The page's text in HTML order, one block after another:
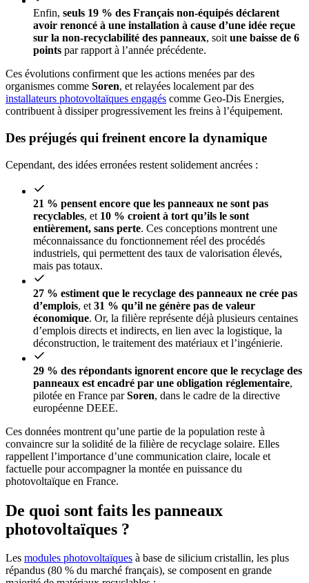
Enfin, seuls 19 % des Français non-équipés déclarent
avoir renoncé à une installation à cause d’une idée reçue
sur la non-recyclabilité des panneaux, soit une baisse de 6
points par rapport à l’année précédente.
Ces évolutions confirment que les actions menées par des
organismes comme Soren, et relayées localement par des
installateurs photovoltaïques engagés comme Geo-Dis Energies,
contribuent à dissiper progressivement les freins à l’équipement.
Des préjugés qui freinent encore la dynamique
Cependant, des idées erronées restent solidement ancrées :
21 % pensent encore que les panneaux ne sont pas
recyclables, et 10 % croient à tort qu’ils le sont
entièrement, sans perte. Ces conceptions montrent une
méconnaissance du fonctionnement réel des procédés
industriels, qui permettent des taux de valorisation élevés,
mais pas totaux.
27 % estiment que le recyclage des panneaux ne crée pas
d’emplois, et 31 % qu’il ne génère pas de valeur
économique. Or, la filière représente déjà plusieurs centaines
d’emplois directs et indirects, en lien avec la logistique, la
déconstruction, le traitement des matériaux et l’ingénierie.
29 % des répondants ignorent encore que le recyclage des
panneaux est encadré par une obligation réglementaire,
pilotée en France parSoren, dans le cadre de la directive
européenne DEEE.
Ces données montrent qu’une partie de la population reste à
convaincre sur la solidité de la filière de recyclage solaire. Elles
rappellent l’importance d’une communication claire, locale et
factuelle pour accompagner la montée en puissance du
photovoltaïque en France.
De quoi sont faits les panneaux
photovoltaïques ?
Les modules photovoltaïques à base de silicium cristallin, les plus
répandus (80 % du marché français), se composent en grande